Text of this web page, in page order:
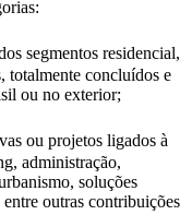
segmentos residencial,
totalmente concluídos e
ou no exterior;
ou projetos ligados à
administração,
soluções
outras contribuições